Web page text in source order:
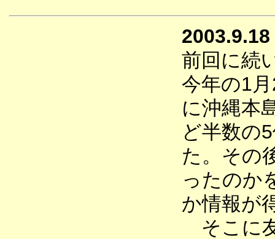
2003.9.18
前回に続
今年の1
に沖縄本
ど半数の
た。その
ったのか
か情報が
そこに